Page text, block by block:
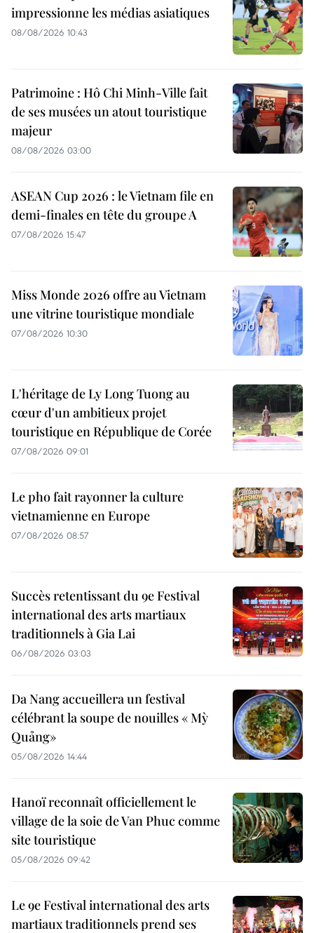
impressionne les médias asiatiques
08/08/2026 10:43
Patrimoine : Hô Chi Minh-Ville fait
de ses musées un atout touristique
majeur
08/08/2026 03:00
ASEAN Cup 2026 : le Vietnam file en
demi-finales en tête du groupe A
07/08/2026 15:47
Miss Monde 2026 offre au Vietnam
une vitrine touristique mondiale
07/08/2026 10:30
L'héritage de Ly Long Tuong au
cœur d'un ambitieux projet
touristique en République de Corée
07/08/2026 09:01
Le pho fait rayonner la culture
vietnamienne en Europe
07/08/2026 08:57
Succès retentissant du 9e Festival
international des arts martiaux
traditionnels à Gia Lai
06/08/2026 03:03
Da Nang accueillera un festival
célébrant la soupe de nouilles « Mỳ
Quảng»
05/08/2026 14:44
Hanoï reconnaît officiellement le
village de la soie de Van Phuc comme
site touristique
05/08/2026 09:42
Le 9e Festival international des arts
martiaux traditionnels prend ses